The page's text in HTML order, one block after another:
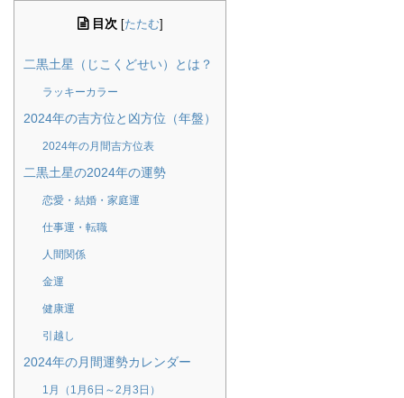
目次 [たたむ]
二黒土星（じこくどせい）とは？
ラッキーカラー
2024年の吉方位と凶方位（年盤）
2024年の月間吉方位表
二黒土星の2024年の運勢
恋愛・結婚・家庭運
仕事運・転職
人間関係
金運
健康運
引越し
2024年の月間運勢カレンダー
1月（1月6日～2月3日）